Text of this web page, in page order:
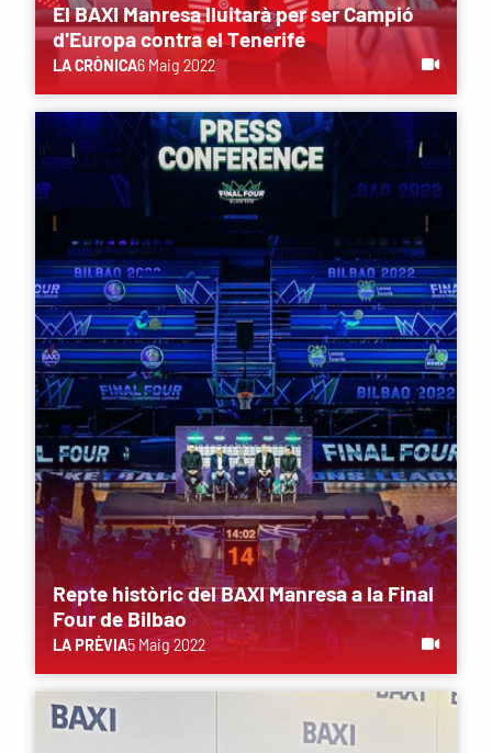
El BAXI Manresa lluitarà per ser Campió
d'Europa contra el Tenerife
LA CRÒNICA6 Maig 2022
Repte històric del BAXI Manresa a la Final
Four de Bilbao
LA PRÈVIA5 Maig 2022